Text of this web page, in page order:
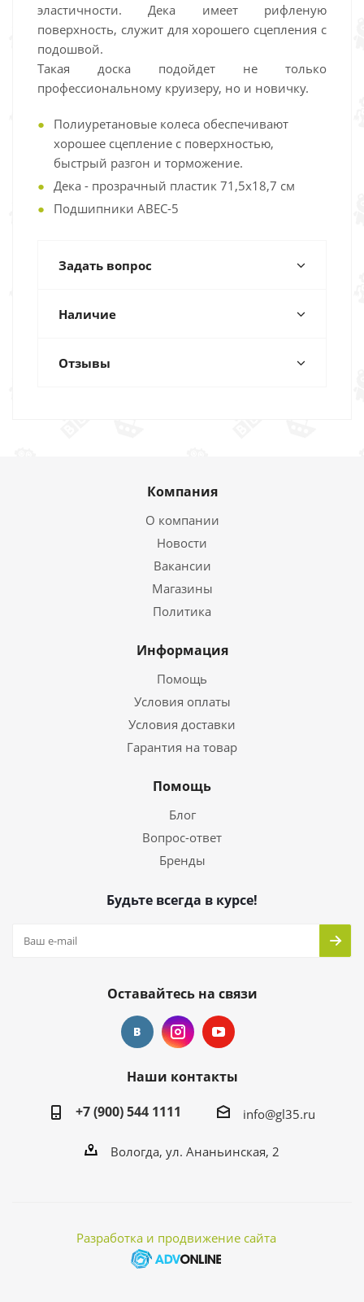
эластичности. Дека имеет рифленую
поверхность, служит для хорошего сцепления с
подошвой.
Такая доска подойдет не только
профессиональному круизеру, но и новичку.
Полиуретановые колеса обеспечивают
хорошее сцепление с поверхностью,
быстрый разгон и торможение.
Дека - прозрачный пластик 71,5х18,7 см
Подшипники ABEC-5
Задать вопрос
Наличие
Отзывы
Компания
О компании
Новости
Вакансии
Магазины
Политика
Информация
Помощь
Условия оплаты
Условия доставки
Гарантия на товар
Помощь
Блог
Вопрос-ответ
Бренды
Будьте всегда в курсе!
Оставайтесь на связи
Наши контакты
+7 (900) 544 1111
info@gl35.ru
Вологда, ул. Ананьинская, 2
Разработка и продвижение сайта